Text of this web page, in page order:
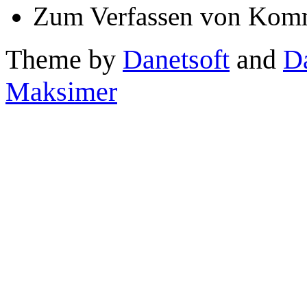
Zum Verfassen von
Theme by Danetsoft and
Maksimer